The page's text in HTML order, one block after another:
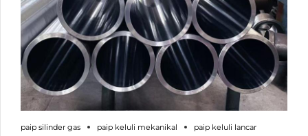
paip silinder gas paip keluli mekanikal paip keluli lancar